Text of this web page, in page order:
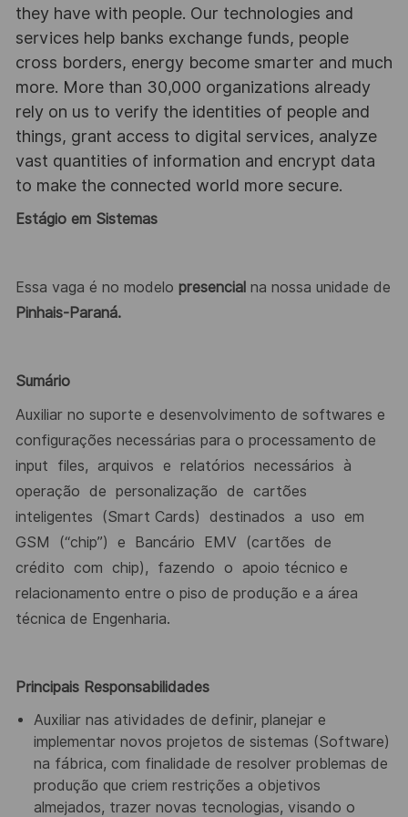
they have with people. Our technologies and
services help banks exchange funds, people
cross borders, energy become smarter and much
more. More than 30,000 organizations already
rely on us to verify the identities of people and
things, grant access to digital services, analyze
vast quantities of information and encrypt data
to make the connected world more secure.
Estágio em Sistemas
Essa vaga é no modelo presencialna nossa unidade de
Pinhais-Paraná.
Sumário
Auxiliar no suporte e desenvolvimento de softwares e
configurações necessárias para o processamento de
input
files, arquivos e relatórios necessários à
operação de personalização de cartões
inteligentes
(Smart Cards) destinados a uso em
GSM
(“chip”) e Bancário EMV (cartões de
crédito com chip), fazendo o apoio técnico e
relacionamento entre o piso de produção e a área
técnica de Engenharia.
Principais Responsabilidades
Auxiliar nas atividades de definir, planejar e
implementar novos projetos de sistemas (Software)
na fábrica, com finalidade de resolver problemas de
produção que criem restrições a objetivos
almejados, trazer novas tecnologias, visando o